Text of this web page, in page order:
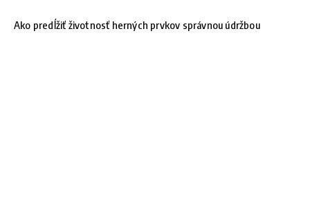
Ako predĺžiť životnosť herných prvkov správnou údržbou